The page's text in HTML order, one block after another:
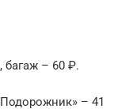
багаж – 60 ₽.
– 41